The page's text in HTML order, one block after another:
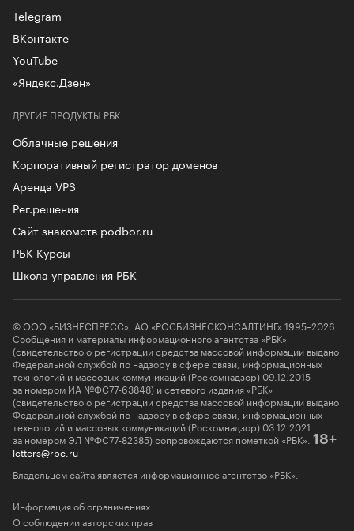
ДРУГИЕ ПРОДУКТЫ РБК
Облачные решения
Корпоративный регистратор доменов
Аренда VPS
Рег.решения
Сайт знакомств podbor.ru
РБК Курсы
Школа управления РБК
Telegram
ВКонтакте
YouTube
«Яндекс.Дзен»
© ООО «БИЗНЕСПРЕСС», АО «РОСБИЗНЕСКОНСАЛТИНГ» 1995–2026
Сообщения и материалы информационного агентства «РБК»
(свидетельство о регистрации средства массовой информации выдано
Федеральной службой по надзору в сфере связи, информационных
технологий и массовых коммуникаций (Роскомнадзор) 09.12.2015
за номером ИА №ФС77-63848) и сетевого издания «РБК»
(свидетельство о регистрации средства массовой информации выдано
Федеральной службой по надзору в сфере связи, информационных
технологий и массовых коммуникаций (Роскомнадзор) 03.12.2021
за номером ЭЛ №ФС77-82385) сопровождаются пометкой «РБК». 18+
letters@rbc.ru
Владельцем сайта является информационное агентство «РБК».
Информация об ограничениях
О соблюдении авторских прав